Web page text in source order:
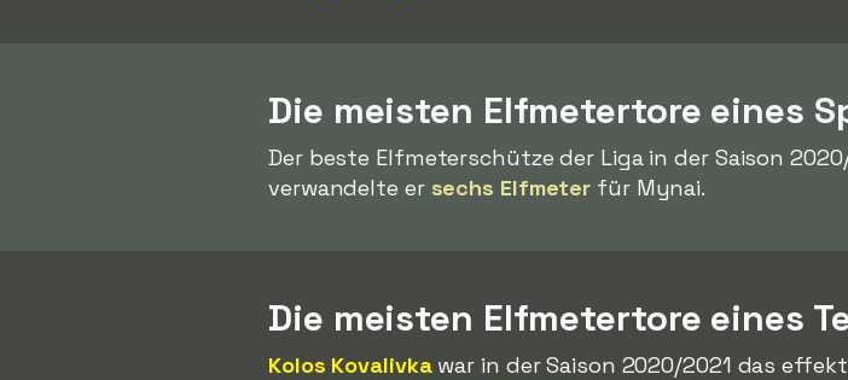
Die meisten Elfmetertore eines
Der beste Elfmeterschütze der Liga in der Saison
verwandelte er sechs Elfmeter für Mynai.
Die meisten Elfmetertore eines
Kolos Kovalivkawar in der Saison 2020/2021 das